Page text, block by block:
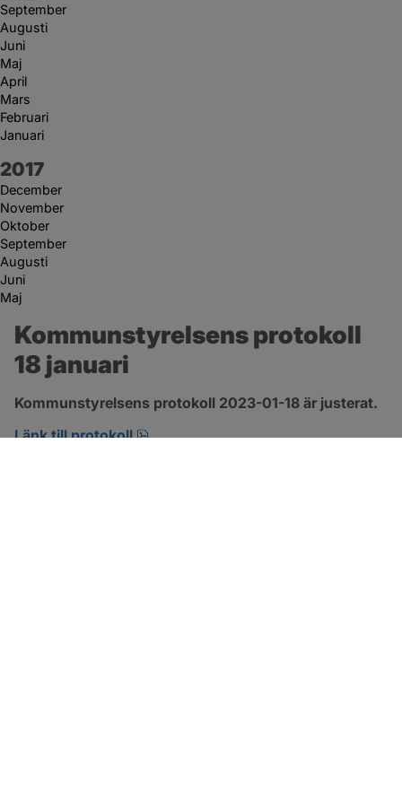
September
Augusti
Juni
Maj
April
Mars
Februari
Januari
År:
2017
December
November
Oktober
September
Augusti
Juni
Maj
Kommunstyrelsens protokoll
18 januari
Kommunstyrelsens protokoll 2023-01-18 är justerat.
Länk till protokoll
pdf, 552.6 kB, öppnas i nytt fönster.